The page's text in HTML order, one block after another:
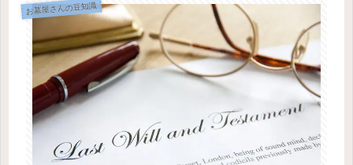
お墓屋さんの豆知識